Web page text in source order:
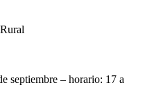
septiembre – horario: 17 a